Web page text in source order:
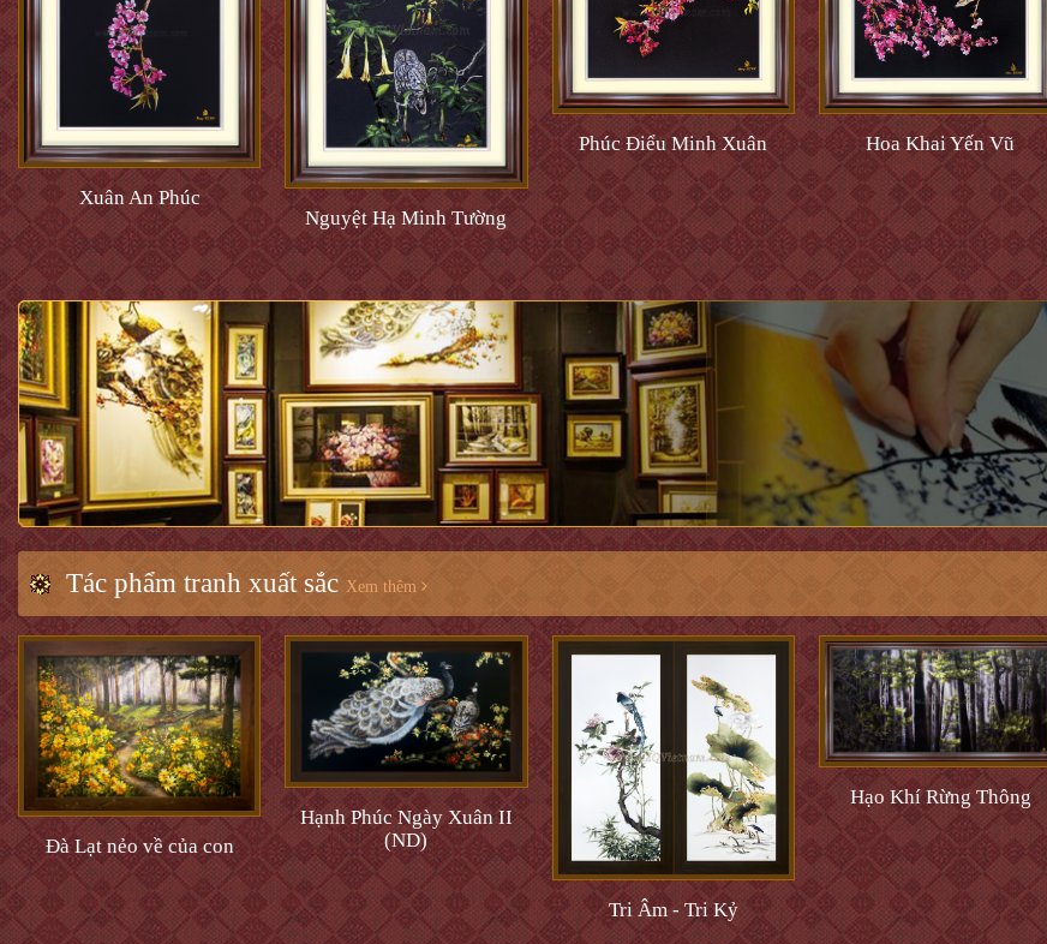
Xuân An Phúc
Nguyệt Hạ Minh Tường
Phúc Điểu Minh Xuân Hoa Khai Yến Vũ
Tác phẩm tranh xuất sắcXem thêm
Đà Lạt nẻo về của con
Hạnh Phúc Ngày Xuân II
(ND)
Tri Âm - Tri Kỷ
Hạo Khí Rừng Thông